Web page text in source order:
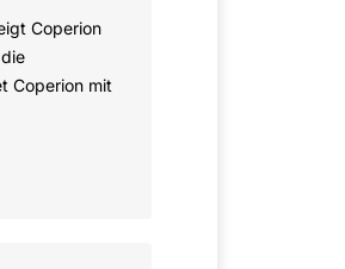
Coperion
Coperion mit